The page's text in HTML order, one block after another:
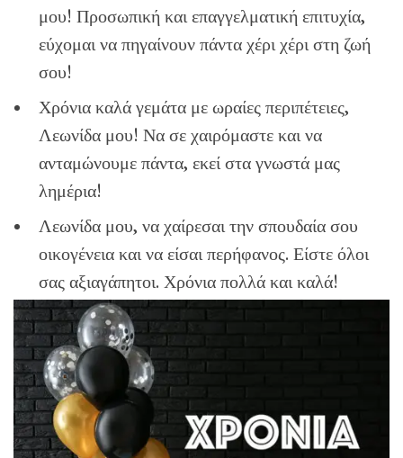
μου! Προσωπική και επαγγελματική επιτυχία,
εύχομαι να πηγαίνουν πάντα χέρι χέρι στη ζωή
σου!
Χρόνια καλά γεμάτα με ωραίες περιπέτειες,
Λεωνίδα μου! Να σε χαιρόμαστε και να
ανταμώνουμε πάντα, εκεί στα γνωστά μας
λημέρια!
Λεωνίδα μου, να χαίρεσαι την σπουδαία σου
οικογένεια και να είσαι περήφανος. Είστε όλοι
σας αξιαγάπητοι. Χρόνια πολλά και καλά!